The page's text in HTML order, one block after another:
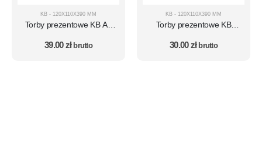
KB - 120X110X390 MM
Torby prezentowe KB AV
39.00zł brutto
KB - 120X110X390 MM
Torby prezentowe KB
30.00zł brutto